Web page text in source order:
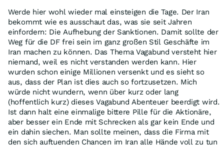
Werde hier wohl wieder mal einsteigen die Tage. Der Iran
bekommt wie es ausschaut das, was sie seit Jahren
einfordern: Die Aufhebung der Sanktionen. Damit sollte der
Weg für die DF frei sein im ganz großen Stil Geschäfte im
Iran machen zu können. Das Thema Vagabund versteht hier
niemand, weil es nicht verstanden werden kann. Hier
wurden schon einige Millionen versenkt und es sieht so
aus, dass der Plan ist dies auch so fortzusetzen. Mich
würde nicht wundern, wenn über kurz oder lang
(hoffentlich kurz) dieses Vagabund Abenteuer beerdigt wird.
Ist dann halt eine einmalige bittere Pille für die Aktionäre,
aber besser ein Ende mit Schrecken als gar kein Ende und
ein dahin siechen. Man sollte meinen, dass die Firma mit
den sich auftuenden Chancen im Iran alle Hände voll zu tun